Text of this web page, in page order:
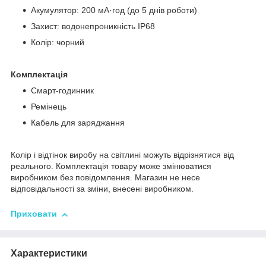
Акумулятор: 200 мА·год (до 5 днів роботи)
Захист: водонепроникність IP68
Колір: чорний
Комплектація
Смарт-годинник
Ремінець
Кабель для заряджання
Колір і відтінок виробу на світлині можуть відрізнятися від
реального. Комплектація товару може змінюватися
виробником без повідомлення. Магазин не несе
відповідальності за зміни, внесені виробником.
Приховати
Характеристики